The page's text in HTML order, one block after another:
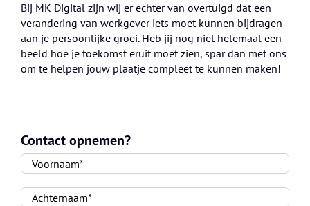
Bij MK Digital zijn wij er echter van overtuigd dat een
verandering van werkgever iets moet kunnen bijdragen
aan je persoonlijke groei. Heb jij nog niet helemaal een
beeld hoe je toekomst eruit moet zien, spar dan met ons
om te helpen jouw plaatje compleet te kunnen maken!
Contact opnemen?